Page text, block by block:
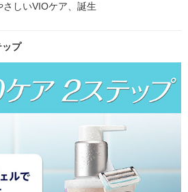
しいVIOケア、誕生
ップ